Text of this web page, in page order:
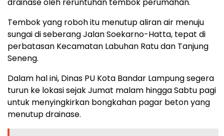
drainase oleh reruntuhan tembok perumahan.
Tembok yang roboh itu menutup aliran air menuju
sungai di seberang Jalan Soekarno-Hatta, tepat di
perbatasan Kecamatan Labuhan Ratu dan Tanjung
Seneng.
Dalam hal ini, Dinas PU Kota Bandar Lampung segera
turun ke lokasi sejak Jumat malam hingga Sabtu pagi
untuk menyingkirkan bongkahan pagar beton yang
menutup drainase.